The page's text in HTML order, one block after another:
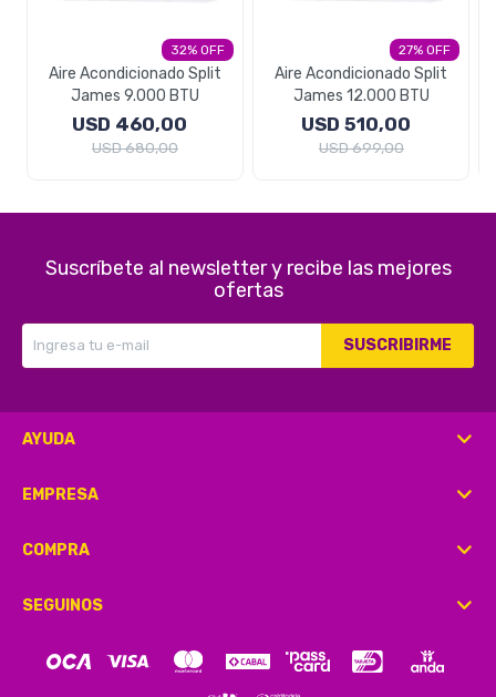
32
Aire Acondicionado Split
James 9.000 BTU
USD 460,00
USD680,00
27
Aire Acondicionado Split
James 12.000 BTU
USD 510,00
USD699,00
Suscríbete al newsletter y recibe las mejores
ofertas
SUSCRIBIRME
AYUDA
EMPRESA
COMPRA
SEGUINOS